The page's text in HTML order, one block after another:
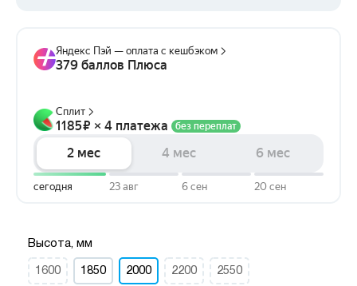
Высота, мм
1600 1850 2000 2200 2550